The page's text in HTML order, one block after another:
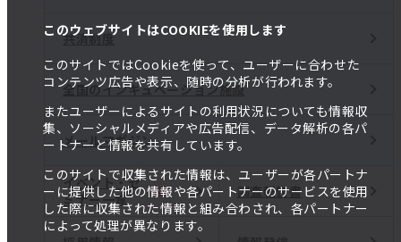
このウェブサイトはCOOKIEを使用します
このサイトではCookieを使って、ユーザーに合わせた
コンテンツ広告や表示、随時の分析が行われます。
またユーザーによるサイトの利用状況についても情報収
集、ソーシャルメディアや広告配信、データ解析の各パ
ートナーと情報を共有しています。
このサイトで収集された情報は、ユーザーが各パートナ
ーに提供した他の情報や各パートナーのサービスを使用
した際に収集された情報と組み合わされ、各パートナー
によって処理が異なります。
共済制度
全国のインキュベーション施設
メールマガジン
イベント・セ
ミナー一覧
調査報告書